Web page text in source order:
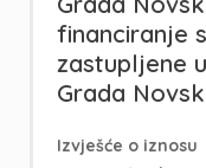
financiranje
zastupljene
Grada
Izvješće o iznosu